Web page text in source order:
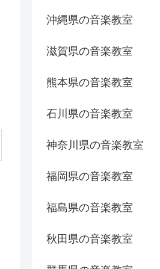
沖縄県の音楽教室
滋賀県の音楽教室
熊本県の音楽教室
石川県の音楽教室
神奈川県の音楽教室
福岡県の音楽教室
福島県の音楽教室
秋田県の音楽教室